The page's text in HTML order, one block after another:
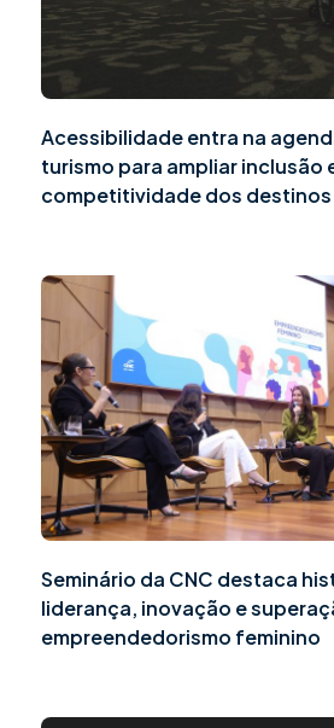
Acessibilidade entra na
turismo para ampliar inclusão
competitividade dos
Seminário da CNC destaca
liderança, inovação e
empreendedorismo feminino